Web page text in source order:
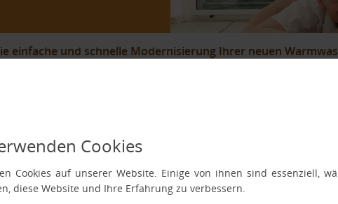
einfache und schnelle Modernisierung Ihrer neuen
kurze Montagezeiten, 100 m²
Arbeitstages
Cookies
Cookies auf unserer Website. Einige von ihnen sind essenziell,
diese Website und Ihre Erfahrung zu verbessern.